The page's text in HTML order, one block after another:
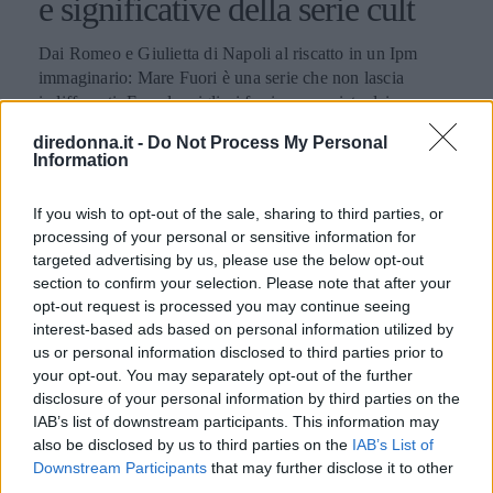
diredonna.it - Do Not Process My Personal
Information
If you wish to opt-out of the sale, sharing to third parties, or
processing of your personal or sensitive information for
targeted advertising by us, please use the below opt-out
section to confirm your selection. Please note that after your
opt-out request is processed you may continue seeing
interest-based ads based on personal information utilized by
us or personal information disclosed to third parties prior to
your opt-out. You may separately opt-out of the further
disclosure of your personal information by third parties on the
IAB’s list of downstream participants. This information may
also be disclosed by us to third parties on the IAB’s List of
Downstream Participants that may further disclose it to other
e significative della serie cult
Dai Romeo e Giulietta di Napoli al riscatto in un Ipm
immaginario: Mare Fuori è una serie che non lascia
indifferenti. Ecco le migliori frasi pronunciate dai
PERDITA DURANGO